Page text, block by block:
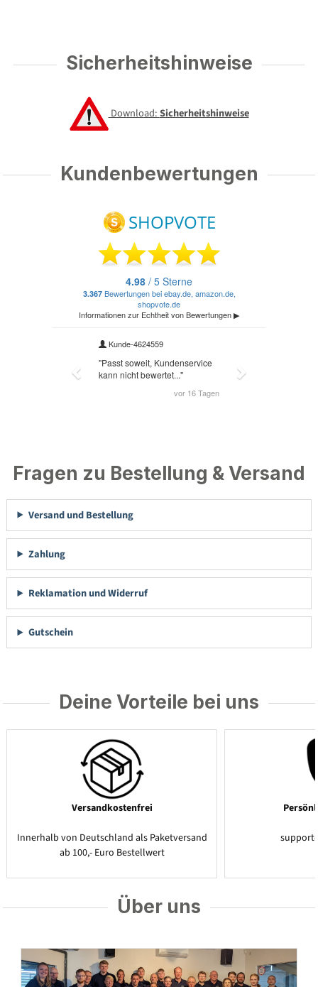
Sicherheitshinweise
Download:Sicherheitshinweise
Kundenbewertungen
Fragen zu Bestellung & Versand
Versand und Bestellung
Zahlung
Reklamation und Widerruf
Gutschein
Deine Vorteile bei uns
Versandkostenfrei
Innerhalb von Deutschland als Paketversand
ab 100,- Euro Bestellwert
Über uns